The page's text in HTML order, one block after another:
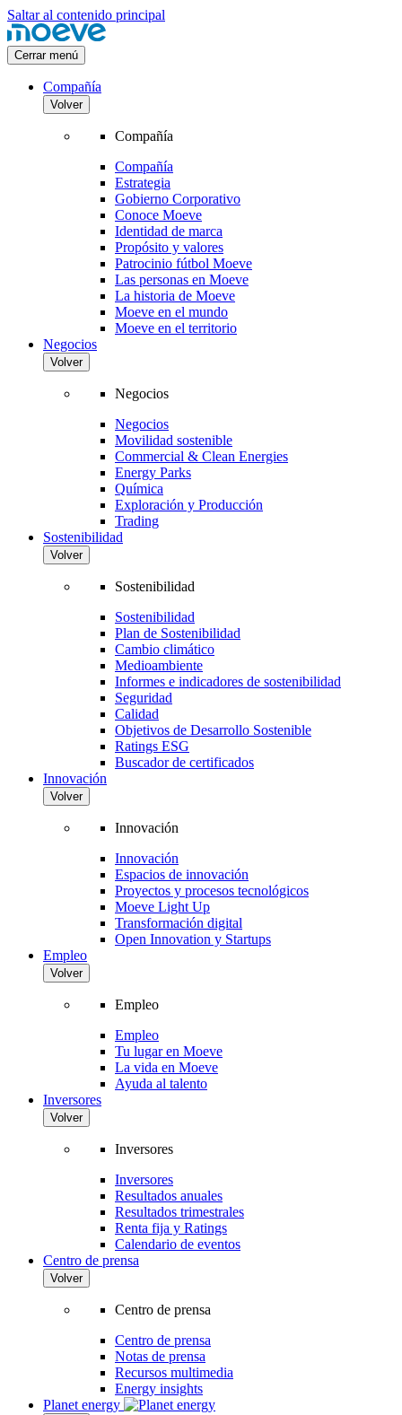
Saltar al contenido principal
Cerrar menú
Compañía
Volver
Compañía
Compañía
Estrategia
Gobierno Corporativo
Conoce Moeve
Identidad de marca
Propósito y valores
Patrocinio fútbol Moeve
Las personas en Moeve
La historia de Moeve
Moeve en el mundo
Moeve en el territorio
Negocios
Volver
Negocios
Negocios
Movilidad sostenible
Commercial & Clean Energies
Energy Parks
Química
Exploración y Producción
Trading
Sostenibilidad
Volver
Sostenibilidad
Sostenibilidad
Plan de Sostenibilidad
Cambio climático
Medioambiente
Informes e indicadores de sostenibilidad
Seguridad
Calidad
Objetivos de Desarrollo Sostenible
Ratings ESG
Buscador de certificados
Innovación
Volver
Innovación
Innovación
Espacios de innovación
Proyectos y procesos tecnológicos
Moeve Light Up
Transformación digital
Open Innovation y Startups
Empleo
Volver
Empleo
Empleo
Tu lugar en Moeve
La vida en Moeve
Ayuda al talento
Inversores
Volver
Inversores
Inversores
Resultados anuales
Resultados trimestrales
Renta fija y Ratings
Calendario de eventos
Centro de prensa
Volver
Centro de prensa
Centro de prensa
Notas de prensa
Recursos multimedia
Energy insights
Planet energy